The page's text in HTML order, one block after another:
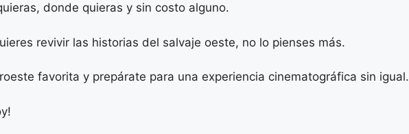
donde quieras y sin costo alguno.
revivir las historias del salvaje oeste, no lo pienses más.
favorita y prepárate para una experiencia cinematográfica sin igual.